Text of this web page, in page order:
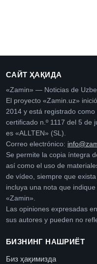
САЙТ ҲАҚИДА
«Zamin» — Noticias de
El proyecto «Zamin.uz»
2014 y está registrado
certificado n.º 1117 del 5 de
es «ALLTEN» (SL).
Correo electrónico:
Se permite la copia íntegra
así como el uso de
de vídeo, siempre que
incluya una nota que
«Zamin».
Las opiniones expresadas
sus autores y pueden no
БИЗНИНГ НАШРИЁТ
Биз ҳақимизда